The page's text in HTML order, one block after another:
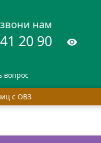
нам
20 90
вопрос
с ОВЗ